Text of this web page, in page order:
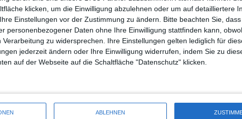
klicken, um die Einwilligung abzulehnen oder um auf detailliertere
Einstellungen vor der Zustimmung zu ändern.
Bitte beachten Sie,
personenbezogener Daten ohne Ihre Einwilligung stattfinden kann,
Verarbeitung zu widersprechen. Ihre Einstellungen gelten lediglich für
jederzeit ändern oder Ihre Einwilligung widerrufen, indem Sie zu
auf der Webseite auf die Schaltfläche "Datenschutz" klicken.
ABLEHNEN
52W-Low
Last Price
13,75€
52W-High